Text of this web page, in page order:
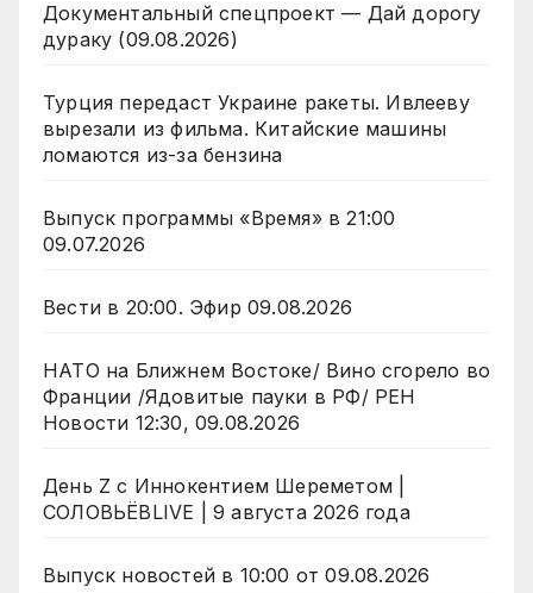
Документальный спецпроект — Дай дорогу
дураку (09.08.2026)
Турция передаст Украине ракеты. Ивлееву
вырезали из фильма. Китайские машины
ломаются из-за бензина
Выпуск программы «Время» в 21:00
09.07.2026
Вести в 20:00. Эфир 09.08.2026
НАТО на Ближнем Востоке/ Вино сгорело во
Франции /Ядовитые пауки в РФ/ РЕН
Новости 12:30, 09.08.2026
День Z с Иннокентием Шереметом |
СОЛОВЬЁВLIVE | 9 августа 2026 года
Выпуск новостей в 10:00 от 09.08.2026